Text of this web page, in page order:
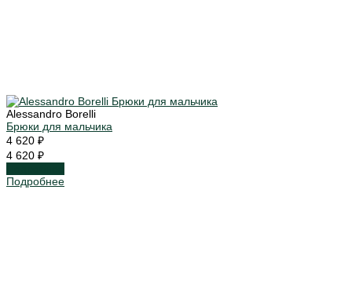
Alessandro Borelli
Брюки для мальчика
4 620 ₽
4 620 ₽
Подробнее